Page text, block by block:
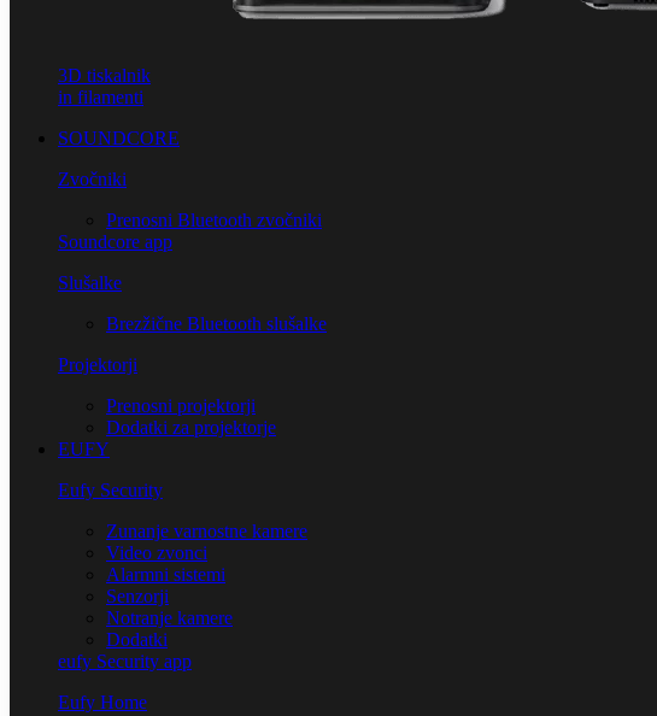
3D tiskalnik
in filamenti
SOUNDCORE
Zvočniki
Prenosni Bluetooth zvočniki
Soundcore app
Slušalke
Brezžične Bluetooth slušalke
Projektorji
Prenosni projektorji
Dodatki za projektorje
EUFY
Eufy Security
Zunanje varnostne kamere
Video zvonci
Alarmni sistemi
Senzorji
Notranje kamere
Dodatki
eufy Security app
Eufy Home